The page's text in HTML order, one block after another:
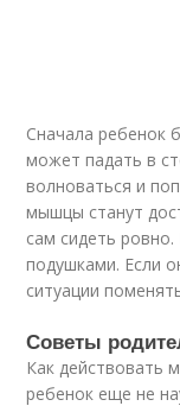
Сначала ребенок
может падать в
волноваться и
мышцы станут
сам сидеть
подушками. Если
ситуации
Советы
Как действовать
ребенок еще не